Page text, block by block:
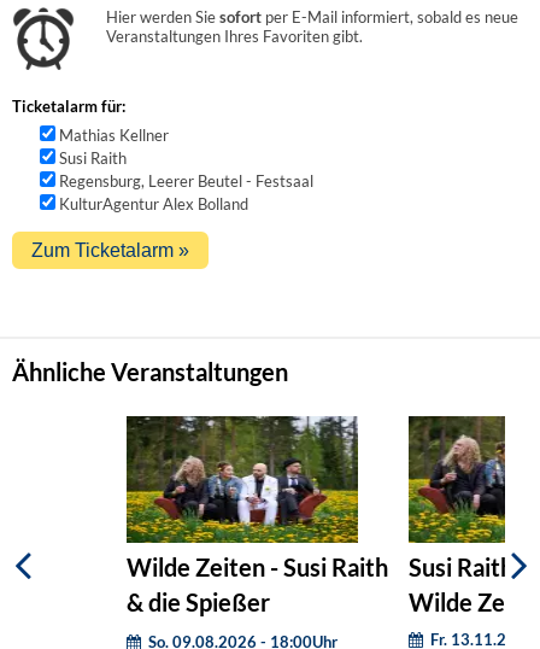
Hier werden Siesofort per E-Mail informiert, sobald es neue
Veranstaltungen Ihres Favoriten gibt.
Ticketalarm für:
Mathias Kellner
Susi Raith
Regensburg, Leerer Beutel - Festsaal
KulturAgentur Alex Bolland
Ähnliche Veranstaltungen
Wilde Zeiten - Susi Raith
& die Spießer
So. 09.08.2026 - 18:00Uhr
Susi Raith
Wilde
Fr.